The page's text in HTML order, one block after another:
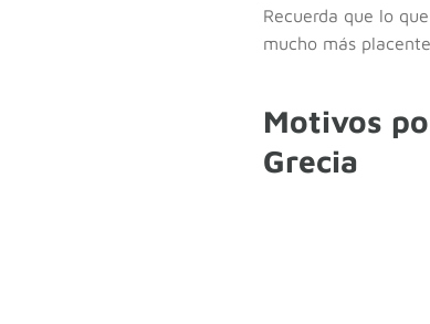
Recuerda que lo
mucho más
Motivos
Grecia